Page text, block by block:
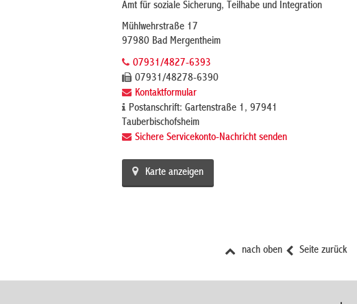
Amt für soziale Sicherung, Teilhabe und Integration
Mühlwehrstraße 17
97980 Bad Mergentheim
07931/4827-6393
07931/48278-6390
Kontaktformular
Postanschrift: Gartenstraße 1, 97941
Tauberbischofsheim
Sichere Servicekonto-Nachricht senden
Karte anzeigen
Seite zurück
nach oben